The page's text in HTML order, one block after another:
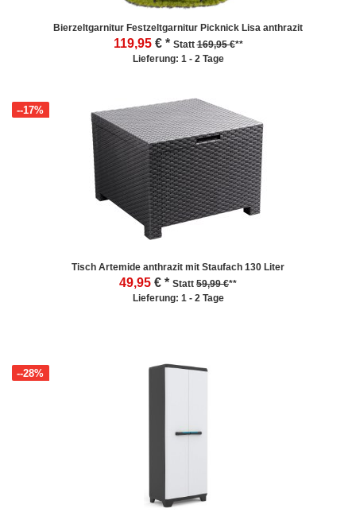
Bierzeltgarnitur Festzeltgarnitur Picknick Lisa anthrazit
119,95 € * Statt169,95 €**
Lieferung: 1 - 2 Tage
Tisch Artemide anthrazit mit Staufach 130 Liter
49,95
--17%
€ * Statt 59,99 €**
Lieferung: 1 - 2 Tage
--28%